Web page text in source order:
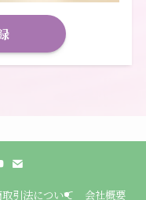
引法について 会社概要